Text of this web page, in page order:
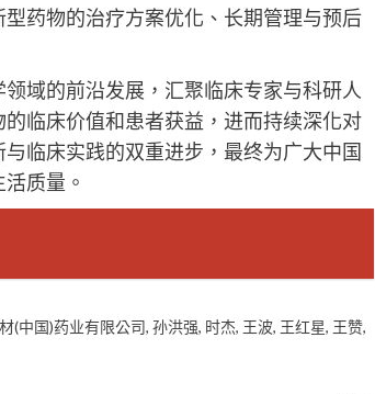
药物的治疗方案优化、长期管理与预后
域的前沿发展，汇聚临床专家与科研人
临床价值和患者获益，进而持续深化对
临床实践的双重进步，最终为广大中国
质量。
(中国)药业有限公司, 孙洪强, 时杰, 王波, 王红星, 王赞,